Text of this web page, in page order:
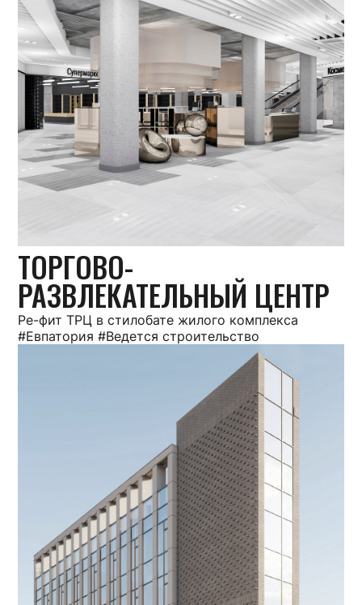
ТОРГОВО-
РАЗВЛЕКАТЕЛЬНЫЙ ЦЕНТР
Ре-фит ТРЦ в стилобате жилого комплекса
#Евпатория #Ведется строительство